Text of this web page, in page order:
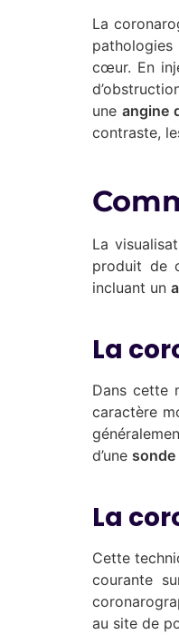
La
cœur. En
uneangine
contraste,
La
produit de
incluant un
La
Dans cette
caractère
d’une sonde
La
Cette
courante
au site de